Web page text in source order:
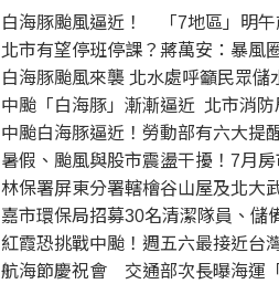
白海豚颱風逼近！ 「7地區」明午
北市有望停班停課？蔣萬安：暴風
白海豚颱風來襲 北水處呼籲民眾儲
中颱「白海豚」漸漸逼近 北市消
中颱白海豚逼近！勞動部有六大提
暑假、颱風與股市震盪干擾！7月
林保署屏東分署轄檜谷山屋及北大
嘉市環保局招募30名清潔隊員、儲
紅霞恐挑戰中颱！週五六最接近
航海節慶祝會 交通部次長曝海運